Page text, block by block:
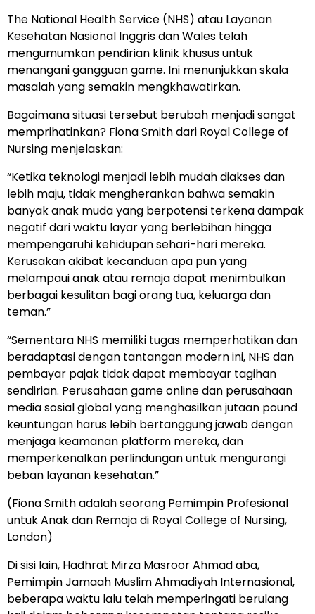
The National Health Service (NHS) atau Layanan
Kesehatan Nasional Inggris dan Wales telah
mengumumkan pendirian klinik khusus untuk
menangani gangguan game. Ini menunjukkan skala
masalah yang semakin mengkhawatirkan.
Bagaimana situasi tersebut berubah menjadi sangat
memprihatinkan? Fiona Smith dari Royal College of
Nursing menjelaskan:
“Ketika teknologi menjadi lebih mudah diakses dan
lebih maju, tidak mengherankan bahwa semakin
banyak anak muda yang berpotensi terkena dampak
negatif dari waktu layar yang berlebihan hingga
mempengaruhi kehidupan sehari-hari mereka.
Kerusakan akibat kecanduan apa pun yang
melampaui anak atau remaja dapat menimbulkan
berbagai kesulitan bagi orang tua, keluarga dan
teman.”
“Sementara NHS memiliki tugas memperhatikan dan
beradaptasi dengan tantangan modern ini, NHS dan
pembayar pajak tidak dapat membayar tagihan
sendirian. Perusahaan game online dan perusahaan
media sosial global yang menghasilkan jutaan pound
keuntungan harus lebih bertanggung jawab dengan
menjaga keamanan platform mereka, dan
memperkenalkan perlindungan untuk mengurangi
beban layanan kesehatan.”
(Fiona Smith adalah seorang Pemimpin Profesional
untuk Anak dan Remaja di Royal College of Nursing,
London)
Di sisi lain, Hadhrat Mirza Masroor Ahmad aba,
Pemimpin Jamaah Muslim Ahmadiyah Internasional,
beberapa waktu lalu telah memperingati berulang